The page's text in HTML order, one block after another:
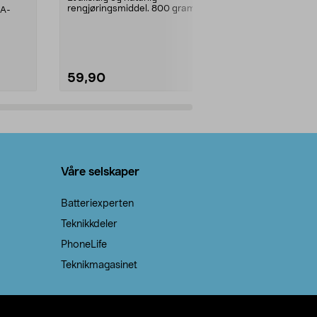
rengjøringsmiddel. 800 gram
59,90
Våre selskaper
Batteriexperten
Teknikkdeler
PhoneLife
Teknikmagasinet